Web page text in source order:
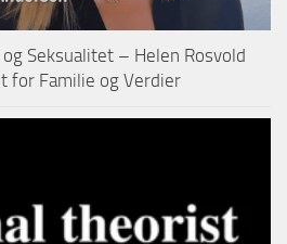
Seksualitet – Helen Rosvold
for Familie og Verdier